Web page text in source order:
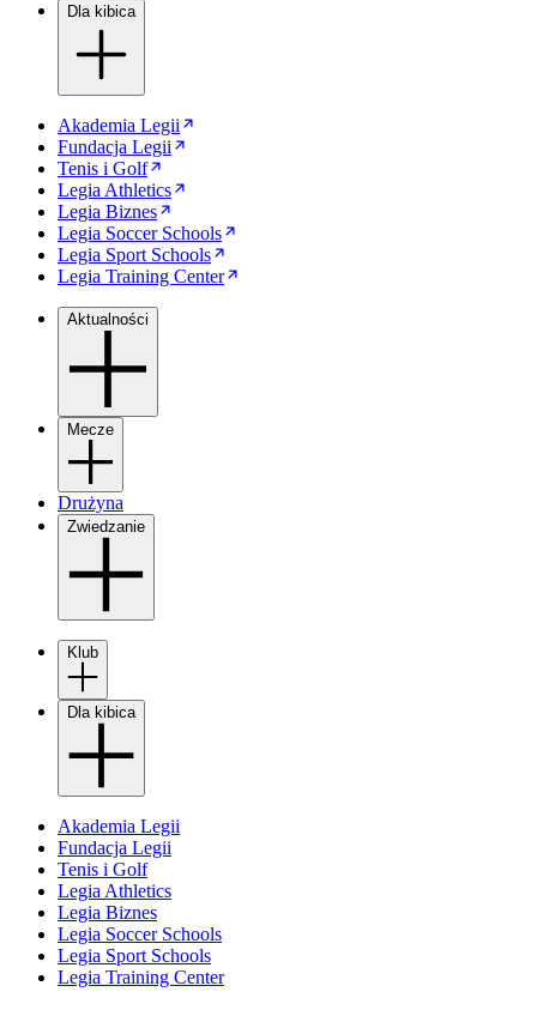
Dla kibica
Akademia Legii
Fundacja Legii
Tenis i Golf
Legia Athletics
Legia Biznes
Legia Soccer Schools
Legia Sport Schools
Legia Training Center
Aktualności
Mecze
Drużyna
Zwiedzanie
Klub
Dla kibica
Akademia Legii
Fundacja Legii
Tenis i Golf
Legia Athletics
Legia Biznes
Legia Soccer Schools
Legia Sport Schools
Legia Training Center